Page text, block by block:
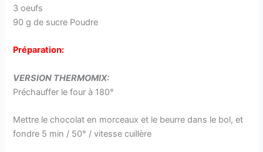
3 oeufs
90 g de sucre Poudre
Préparation:
VERSION THERMOMIX:
Préchauffer le four à 180°
Mettre le chocolat en morceaux et le beurre dans le bol, et
fondre 5 min / 50° / vitesse cuillère